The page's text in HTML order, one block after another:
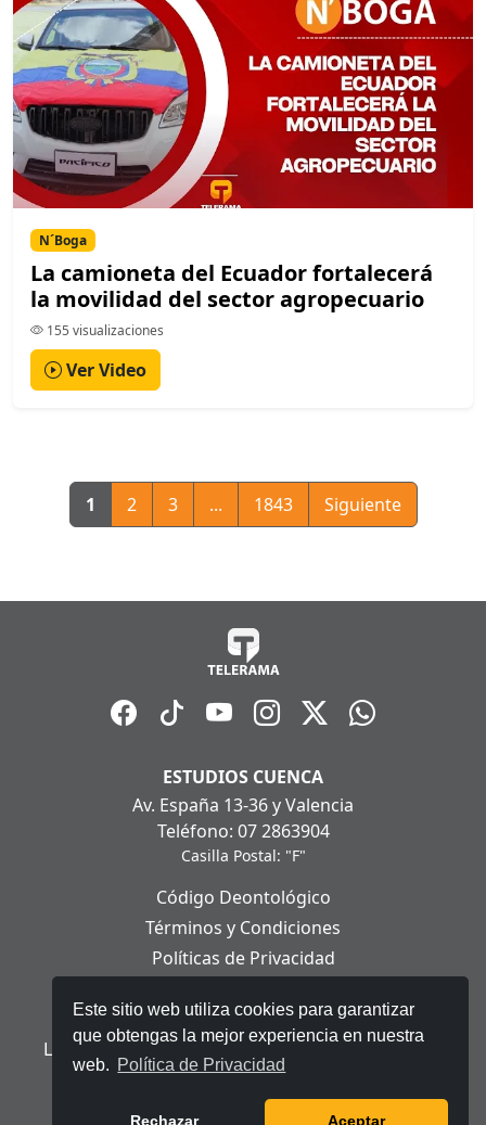
Este sitio web utiliza cookies para garantizar
que obtengas la mejor experiencia en nuestra
web. Política de Privacidad
Rechazar Aceptar
N´Boga
La camioneta del Ecuador fortalecerá
la movilidad del sector agropecuario
155 visualizaciones
Ver Video
1 2 3 ... 1843 Siguiente
ESTUDIOS CUENCA
Av. España 13-36 y Valencia
Teléfono: 07 2863904
Casilla Postal: "F"
Código Deontológico
Términos y Condiciones
Políticas de Privacidad
Aviso Legal
Ley Orgánica de Protección de Datos Personales
© 2025 Telerama - Todos los derechos reservados.